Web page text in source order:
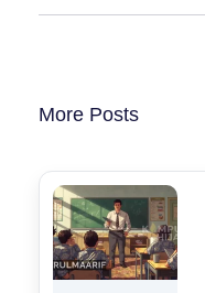
More Posts